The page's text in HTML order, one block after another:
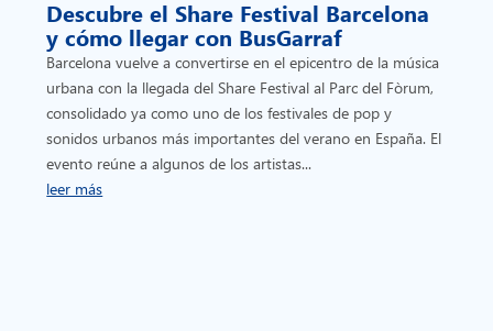
Descubre el Share Festival Barcelona
y cómo llegar con BusGarraf
Barcelona vuelve a convertirse en el epicentro de la música
urbana con la llegada del Share Festival al Parc del Fòrum,
consolidado ya como uno de los festivales de pop y
sonidos urbanos más importantes del verano en España. El
evento reúne a algunos de los artistas...
leer más